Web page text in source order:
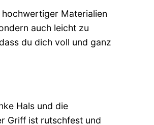
Materialien
auch leicht zu
du dich voll und ganz
Hals und die
Griff ist rutschfest und